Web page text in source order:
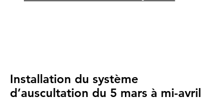
Installation du système
d’auscultation du 5 mars à mi-avril